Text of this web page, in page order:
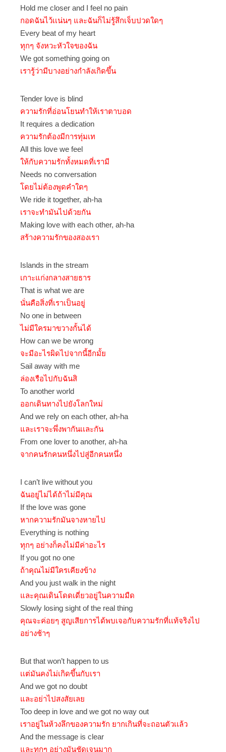
Hold me closer and I feel no pain
กอดฉันไว้เเน่นๆ และฉันก็ไม่รู้สึกเจ็บปวดใดๆ
Every beat of my heart
ทุกๆ จังหวะหัวใจของฉัน
We got something going on
เรารู้ว่ามีบางอย่างกำลังเกิดขึ้น
Tender love is blind
ความรักที่อ่อนโยนทำให้เราตาบอด
It requires a dedication
ความรักต้องมีการทุ่มเท
All this love we feel
ให้กับความรักทั้งหมดที่เรามี
Needs no conversation
โดยไม่ต้องพูดคำใดๆ
We ride it together, ah-ha
เราจะทำมันไปด้วยกัน
Making love with each other, ah-ha
สร้างความรักของสองเรา
Islands in the stream
เกาะแก่งกลางสายธาร
That is what we are
นั่นคือสิ่งที่เราเป็นอยู่
No one in between
ไม่มีใครมาขวางกั้นได้
How can we be wrong
จะมีอะไรผิดไปจากนี้อีกมั้ย
Sail away with me
ล่องเรือไปกับฉันสิ
To another world
ออกเดินทางไปยังโลกใหม่
And we rely on each other, ah-ha
และเราจะพึ่งพากันเเละกัน
From one lover to another, ah-ha
จากคนรักคนหนึ่งไปสู่อีกคนหนึ่ง
I can’t live without you
ฉันอยู่ไม่ได้ถ้าไม่มีคุณ
If the love was gone
หากความรักมันจางหายไป
Everything is nothing
ทุกๆ อย่างก็คงไม่มีค่าอะไร
If you got no one
ถ้าคุณไม่มีใครเคียงข้าง
And you just walk in the night
และคุณเดินโดดเดี่ยวอยู่ในความมืด
Slowly losing sight of the real thing
คุณจะค่อยๆ สูญเสียการได้พบเจอกับความรักที่เเท้จริงไป
อย่างช้าๆ
But that won’t happen to us
เเต่มันคงไม่เกิดขึ้นกับเรา
And we got no doubt
และอย่าไปสงสัยเลย
Too deep in love and we got no way out
เราอยู่ในห้วงลึกของความรัก ยากเกินที่จะถอนตัวเเล้ว
And the message is clear
และทุกๆ อย่างมันชัดเจนมาก